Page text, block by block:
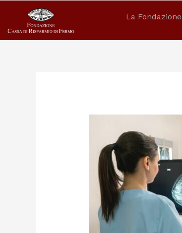
La Fondazione